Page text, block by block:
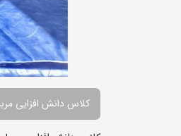
کلاس دانش افزایی